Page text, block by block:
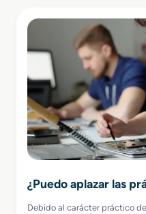
¿Puedo aplazar las
Debido al carácter práctico